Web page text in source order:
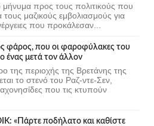
προς τους πολιτικούς που
τους μαζικούς εμβολιασμούς για
που προκάλεσαν...
φάρος, που οι φαροφύλακες του
ένας μετά τον άλλον
της περιοχής της Βρετάνης της
το στενό του Ραζ-ντε-Σεν,
που τις κτυπούν
«Πάρτε ποδήλατο και καθίστε